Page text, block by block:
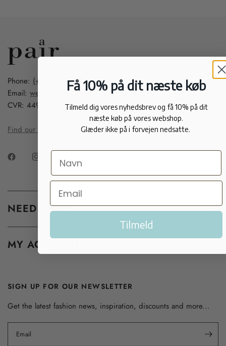
Phone: (+45) 33 91 99 20
Email:webshop@apair.dk
CVR: 44958783
Find our stores
NEED HELP?
MY ACCOUNT
SIGN UP FOR OUR NEWSLETTER
Get the latest fashion news, inspiration, discounts and more...
Email
Få 10% på dit næste køb
Tilmeld dig vores nyhedsbrev og få 10% på dit
næste køb på vores webshop.
Glæder ikke på i forvejen nedsatte.
Tilmeld